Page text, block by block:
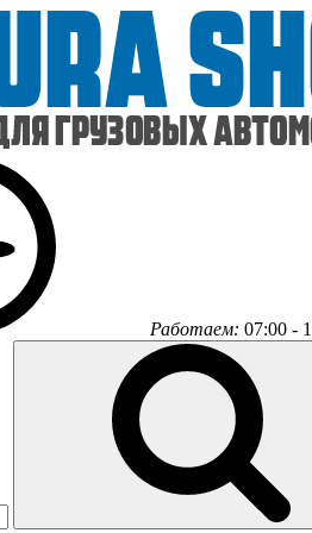
Работаем: 07:00 -